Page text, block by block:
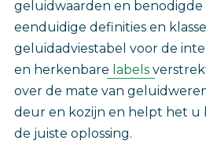
geluidwaarden en benodigde
eenduidige definities en
geluidadviestabel voor de
en herkenbare labels
over de mate van
deur en kozijn en helpt het u
de juiste oplossing.